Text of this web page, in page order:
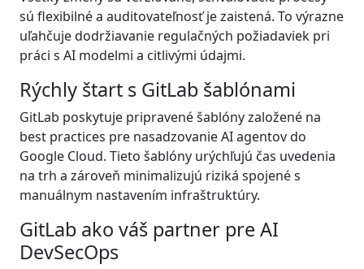
sú flexibilné a auditovateľnosť je zaistená. To výrazne
uľahčuje dodržiavanie regulačných požiadaviek pri
práci s AI modelmi a citlivými údajmi.
Rýchly štart s GitLab šablónami
GitLab poskytuje pripravené šablóny založené na
best practices pre nasadzovanie AI agentov do
Google Cloud. Tieto šablóny urýchľujú čas uvedenia
na trh a zároveň minimalizujú riziká spojené s
manuálnym nastavením infraštruktúry.
GitLab ako váš partner pre AI
DevSecOps